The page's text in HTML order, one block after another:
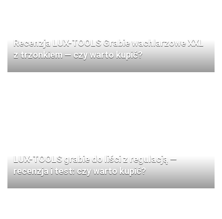
Recenzja LUX-TOOLS Grabie wachlarzowe XXL
z trzonkiem — czy warto kupić?
LUX-TOOLS grabie do liści z regulacją —
recenzja i test: czy warto kupić?